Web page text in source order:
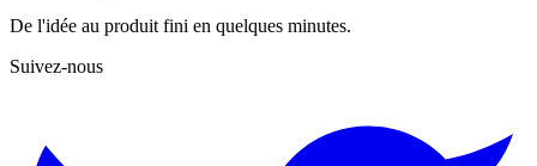
De l'idée au produit fini en quelques minutes.
Suivez-nous